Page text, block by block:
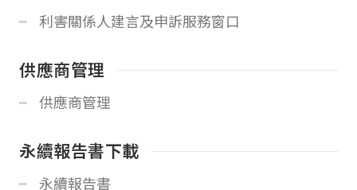
利害關係人建言及申訴服務窗口
供應商管理
供應商管理
永續報告書下載
永續報告書